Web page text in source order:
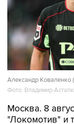
Александр Коваленко
Фото: Владимир
Москва. 8
"Локомотив" и